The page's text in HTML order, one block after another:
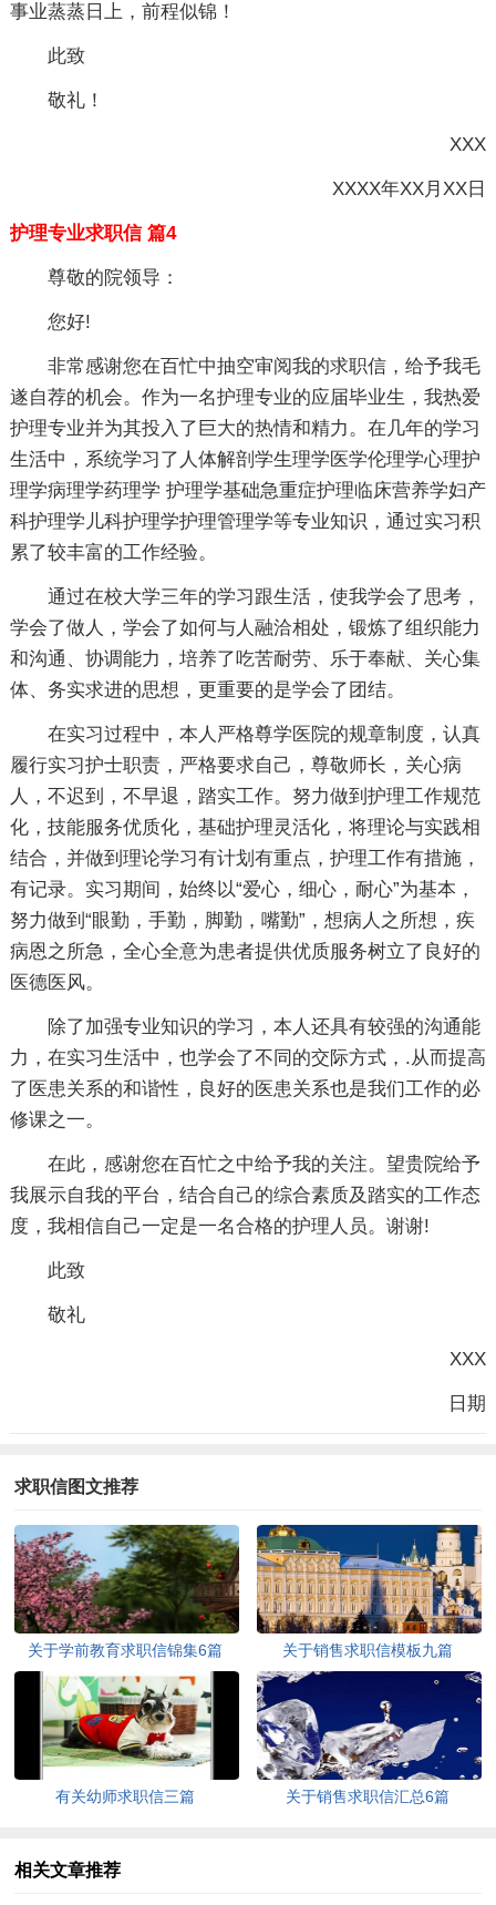
事业蒸蒸日上，前程似锦！
此致
敬礼！
XXX
XXXX年XX月XX日
护理专业求职信 篇4
尊敬的院领导：
您好!
非常感谢您在百忙中抽空审阅我的求职信，给予我毛
遂自荐的机会。作为一名护理专业的应届毕业生，我热爱
护理专业并为其投入了巨大的热情和精力。在几年的学习
生活中，系统学习了人体解剖学生理学医学伦理学心理护
理学病理学药理学 护理学基础急重症护理临床营养学妇产
科护理学儿科护理学护理管理学等专业知识，通过实习积
累了较丰富的工作经验。
通过在校大学三年的学习跟生活，使我学会了思考，
学会了做人，学会了如何与人融洽相处，锻炼了组织能力
和沟通、协调能力，培养了吃苦耐劳、乐于奉献、关心集
体、务实求进的思想，更重要的是学会了团结。
在实习过程中，本人严格尊学医院的规章制度，认真
履行实习护士职责，严格要求自己，尊敬师长，关心病
人，不迟到，不早退，踏实工作。努力做到护理工作规范
化，技能服务优质化，基础护理灵活化，将理论与实践相
结合，并做到理论学习有计划有重点，护理工作有措施，
有记录。实习期间，始终以“爱心，细心，耐心”为基本，
努力做到“眼勤，手勤，脚勤，嘴勤”，想病人之所想，疾
病恩之所急，全心全意为患者提供优质服务树立了良好的
医德医风。
除了加强专业知识的学习，本人还具有较强的沟通能
力，在实习生活中，也学会了不同的交际方式，.从而提高
了医患关系的和谐性，良好的医患关系也是我们工作的必
修课之一。
在此，感谢您在百忙之中给予我的关注。望贵院给予
我展示自我的平台，结合自己的综合素质及踏实的工作态
度，我相信自己一定是一名合格的护理人员。谢谢!
此致
敬礼
XXX
日期
求职信图文推荐
关于学前教育求职信锦集6篇 关于销售求职信模板九篇
有关幼师求职信三篇 关于销售求职信汇总6篇
相关文章推荐